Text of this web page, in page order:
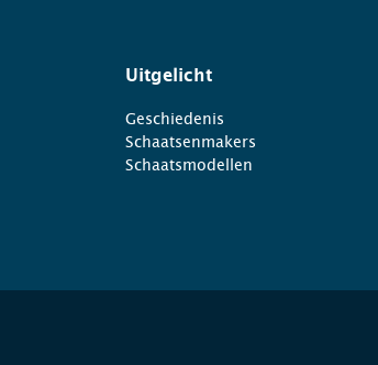
Uitgelicht
Geschiedenis
Schaatsenmakers
Schaatsmodellen